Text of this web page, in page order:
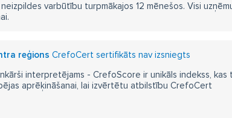
varbūtību turpmākajos 12 mēnešos. Visi
reģions CrefoCert sertifikāts nav izsniegts
interpretējams - CrefoScore ir unikāls indekss, kas
aprēķināšanai, lai izvērtētu atbilstību CrefoCert